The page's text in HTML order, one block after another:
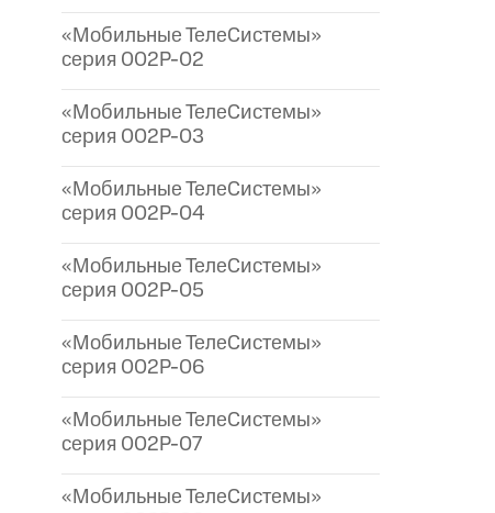
«Мобильные ТелеСистемы»
серия 002P-02
«Мобильные ТелеСистемы»
серия 002P-03
«Мобильные ТелеСистемы»
серия 002P-04
«Мобильные ТелеСистемы»
серия 002P-05
«Мобильные ТелеСистемы»
серия 002P-06
«Мобильные ТелеСистемы»
серия 002P-07
«Мобильные ТелеСистемы»